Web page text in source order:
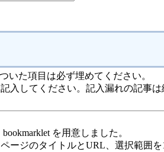
いた項目は必ず埋めてください。
入してください。記入漏れの記事は
を用意しました。
ージのタイトルとURL、選択範囲を